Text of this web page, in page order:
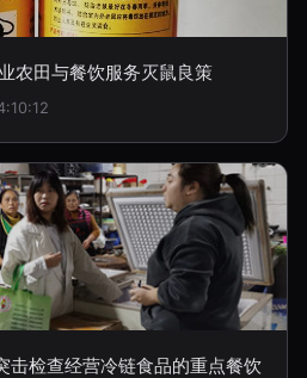
农田与餐饮服务灭鼠良策
击检查经营冷链食品的重点餐饮